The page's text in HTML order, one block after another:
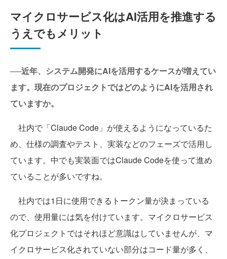
マイクロサービス化はAI活用を推進する
うえでもメリット
──近年、システム開発にAIを活用するケースが増えてい
ます。現在のプロジェクトではどのようにAIを活用され
ていますか。
社内で「Claude Code」が使えるようになっているた
め、仕様の調査やテスト、実装などのフェーズで活用し
ています。中でも実装面ではClaude Codeを使って進め
ていることが多いですね。
社内では1日に使用できるトークン量が決まっている
ので、使用量には気を付けています。マイクロサービス
化プロジェクトではそれほど意識はしていませんが、マ
イクロサービス化されていない部分はコード量が多く、